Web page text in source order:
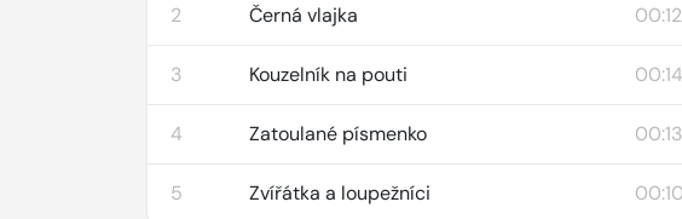
2 Černá vlajka
3 Kouzelník na pouti
4 Zatoulané písmenko
5 Zvířátka a loupežníci